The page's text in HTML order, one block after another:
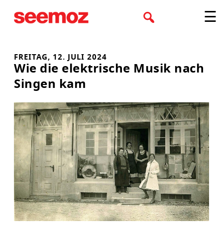
Inhalt
☰
FREITAG, 12. JULI 2024
Wie die elektrische Musik nach
Singen kam